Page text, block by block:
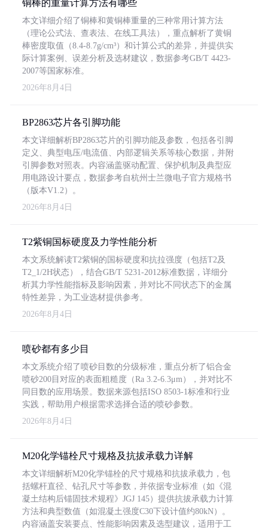
铜棒的重量计算方法有哪些
本文详细介绍了铜棒和黄铜棒重量的三种常用计算方法
（理论公式法、查表法、在线工具法），重点解析了黄铜
棒密度取值（8.4-8.7g/cm³）和计算公式的差异，并提供实
际计算案例、误差分析及选材建议，数据参考GB/T 4423-
2007等国家标准。
2026年8月4日
BP2863芯片各引脚功能
本文详细解析BP2863芯片的引脚功能及参数，包括各引脚
定义、典型电压/电流值、内部逻辑关系等核心数据，并附
引脚参数对照表。内容涵盖驱动配置、保护机制及典型应
用电路设计要点，数据参考自杭州士兰微电子官方规格书
（版本V1.2）。
2026年8月4日
T2紫铜国标硬度及力学性能分析
本文系统解读T2紫铜的国标硬度和抗拉强度（包括T2及
T2_1/2H状态），结合GB/T 5231-2012标准数据，详细分
析其力学性能指标及影响因素，并对比不同状态下的金属
特性差异，为工业选材提供参考。
2026年8月4日
喷砂都有多少目
本文系统介绍了喷砂目数的分级标准，重点分析了铝合金
喷砂200目对应的表面粗糙度（Ra 3.2-6.3μm），并对比不
同目数的应用场景。数据来源包括ISO 8503-1标准和行业
实践，帮助用户根据需求选择合适的喷砂参数。
2026年8月4日
M20化学锚栓尺寸规格及抗拔承载力详解
本文详细解析M20化学锚栓的尺寸规格和抗拔承载力，包
括螺杆直径、钻孔尺寸等参数，并依据专业标准（如《混
凝土结构后锚固技术规程》JGJ 145）提供抗拔承载力计算
方法和典型数值（如混凝土强度C30下设计值约80kN）。
内容涵盖安装要点、性能影响因素及选型建议，适用于工